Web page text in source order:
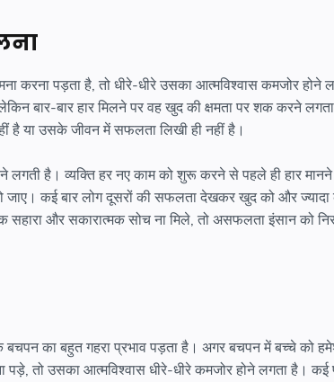
करना पड़ता है, तो धीरे-धीरे उसका आत्मविश्वास कमजोर होने
बार-बार हार मिलने पर वह खुद की क्षमता पर शक करने
है या उसके जीवन में सफलता लिखी ही नहीं है।
है। व्यक्ति हर नए काम को शुरू करने से पहले ही हार
कई बार लोग दूसरों की सफलता देखकर खुद को और ज्यादा
और सकारात्मक सोच ना मिले, तो असफलता इंसान को
का बहुत गहरा प्रभाव पड़ता है। अगर बचपन में बच्चे को
तो उसका आत्मविश्वास धीरे-धीरे कमजोर होने लगता है। कई